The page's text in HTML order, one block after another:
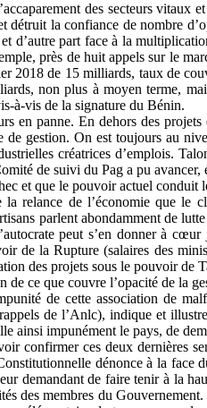
des secteurs vitaux
détruit la confiance de nombre
d’autre part face à la
près de huit appels sur le
2018 de 15 milliards, taux de
non plus à moyen terme,
à-vis de la signature du Bénin.
en panne. En dehors des
de gestion. On est toujours au
créatrices d’emplois.
de suivi du Pag a pu
et que le pouvoir actuel conduit
la relance de l’économie que
parlent abondamment de
peut s’en donner à
de la Rupture (salaires des
des projets sous le pouvoir
ce que couvre l’opacité de la
de cette association de
de l’Anlc), indique et
ainsi impunément le pays, de
confirmer ces deux dernières
dénonce à la face
demandant de faire tenir à la
des membres du